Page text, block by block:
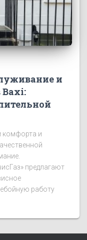
и
Baxi:
комфорта и
предлагают
работу